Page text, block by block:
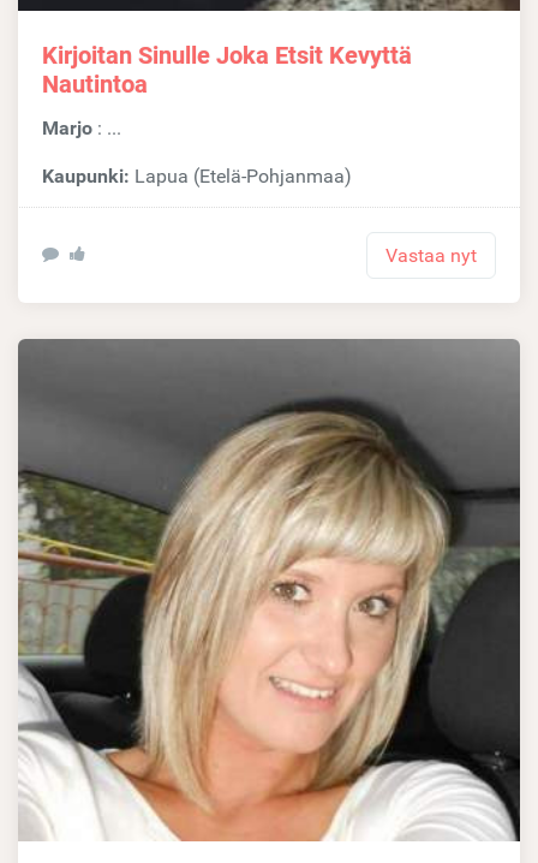
Kirjoitan Sinulle Joka Etsit Kevyttä
Nautintoa
Marjo : ...
Kaupunki: Lapua (Etelä-Pohjanmaa)
Vastaa nyt